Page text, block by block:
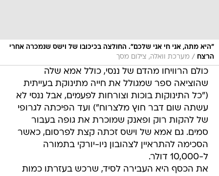
"היא מתה, אני חי אני שלכם". החולצה בכיכובו של וישס שנמכרה אחרי
הרצח
/ מערכת וואלה, צילום מסך
כולם הרוויחו מהדם של ננסי, כולל אמא שלה
שהוציאה ספר שמגולל את חייה מתינוקת בעייתית
("כל התינוקות בוכות וצורחות לפעמים, אבל ננסי לא
עשתה שום דבר חוץ מלצרוח") ועד הפיכתה לגרופי
של להקות רוק ופאנק שמוכרת את גופה בעבור
סמים. גם אמא של וישס זכתה קצת לפרסום, כאשר
הסכימה להתראיין לצהובון ניו-יורקי בתמורה
ל-10,000 דולר.
את הכסף היא העבירה לסיד, שרכש בעזרתו כמות